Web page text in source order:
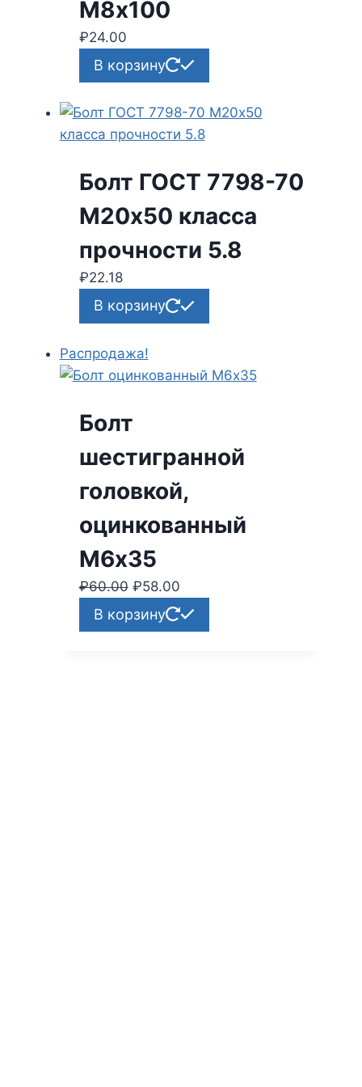
М8х100
₽24.00
В корзину
Болт ГОСТ 7798-70
М20х50 класса
прочности 5.8
₽22.18
В корзину
Распродажа!
Болт
шестигранной
головкой,
оцинкованный
М6х35
₽60.00 Первоначальная
цена
составляла
₽58.00
цена:
₽58.00.
В корзину